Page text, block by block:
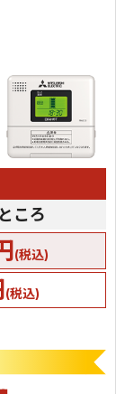
ころ
(税込)
(税込)